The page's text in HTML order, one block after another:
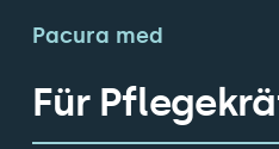
Pacura med
Für